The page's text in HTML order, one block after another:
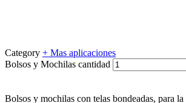
Category + Mas aplicaciones
Bolsos y Mochilas cantidad
Bolsos y mochilas con telas bondeadas, para